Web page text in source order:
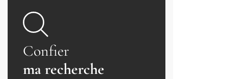
Confier
ma recherche